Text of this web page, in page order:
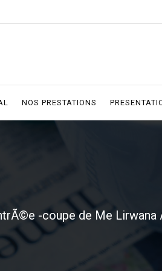
NOS PRESTATIONS
-coupe de Me Lirwana